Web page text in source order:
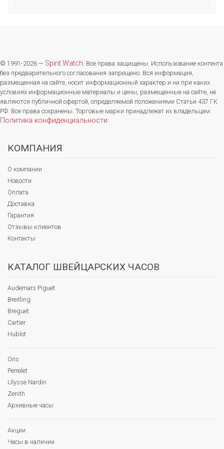
© 1991-2026 — Spirit.Watch. Все права защищены. Использование контента
без предварительного согласования запрещено. Вся информация,
размещенная на сайте, носит информационный характер и ни при каких
условиях информационные материалы и цены, размещенные на сайте, не
являются публичной офертой, определяемой положениями Статьи 437 ГК
РФ. Все права сохранены. Торговые марки принадлежат их владельцам.
Политика конфиденциальности.
КОМПАНИЯ
О компании
Новости
Оплата
Доставка
Гарантия
Отзывы клиентов
Контакты
КАТАЛОГ ШВЕЙЦАРСКИХ ЧАСОВ
Audemars Piguet
Breitling
Breguet
Cartier
Hublot
Oris
Perrelet
Ulysse Nardin
Zenith
Архивные часы
Акции
Часы в наличии